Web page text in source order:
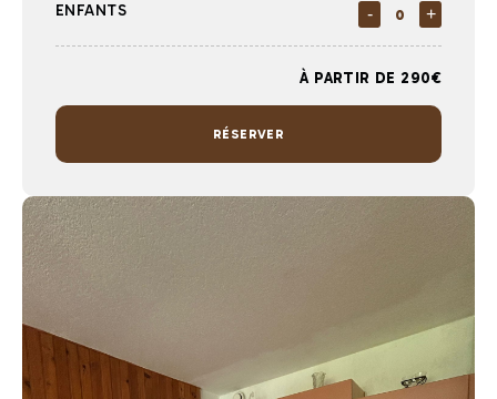
ENFANTS - +
À PARTIR DE 290€
RÉSERVER